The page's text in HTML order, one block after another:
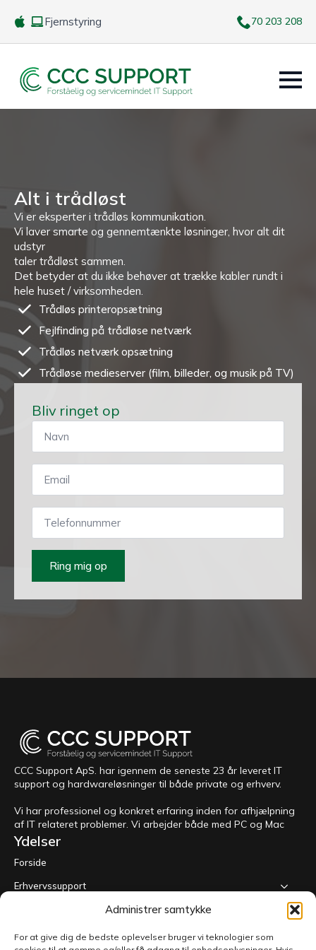
Administrer samtykke
For at give dig de bedste oplevelser bruger vi teknologier som
Fjernstyring 70 203 208
Alt i trådløst
Vi er eksperter i trådløs kommunikation.
Vi laver smarte og gennemtænkte løsninger, hvor alt dit
udstyr
taler trådløst sammen.
Det betyder at du ikke behøver at trække kabler rundt i
hele huset / virksomheden.
Trådløs printeropsætning
Fejlfinding på trådløse netværk
Trådløs netværk opsætning
Trådløse medieserver (film, billeder, og musik på TV)
Bliv ringet op
Ring mig op
CCC Support ApS. har igennem de seneste 23 år leveret IT
support og hardwareløsninger til både private og erhverv.
Vi har professionel og konkret erfaring inden for afhjælpning
af IT relateret problemer. Vi arbejder både med PC og Mac
Ydelser
Forside
Erhvervssupport
Mac, Ipad & Iphone